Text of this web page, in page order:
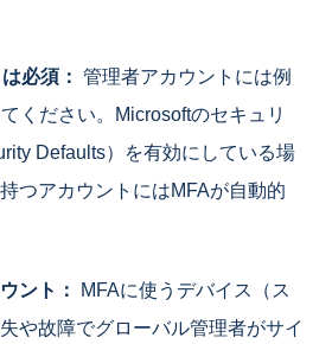
必須： 管理者アカウントには例
ください。Microsoftのセキュリ
Defaults）を有効にしている場
つアカウントにはMFAが自動的
ント：
MFAに使うデバイス（ス
や故障でグローバル管理者がサイ